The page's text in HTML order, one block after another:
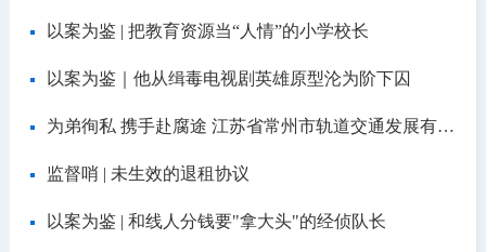
以案为鉴 | 把教育资源当“人情”的小学校长
以案为鉴｜他从缉毒电视剧英雄原型沦为阶下囚
为弟徇私 携手赴腐途 江苏省常州市轨道交通发展有限公司原党委书记、董事长夏永俊严重违纪违法案剖析
监督哨 | 未生效的退租协议
以案为鉴 | 和线人分钱要"拿大头"的经侦队长